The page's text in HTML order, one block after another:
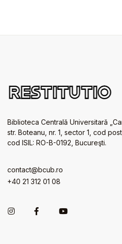
Biblioteca Centrală Universitară
str. Boteanu, nr. 1, sector 1, cod
cod ISIL: RO-B-0192, Bucureşti.
contact@bcub.ro
+40 21 312 01 08